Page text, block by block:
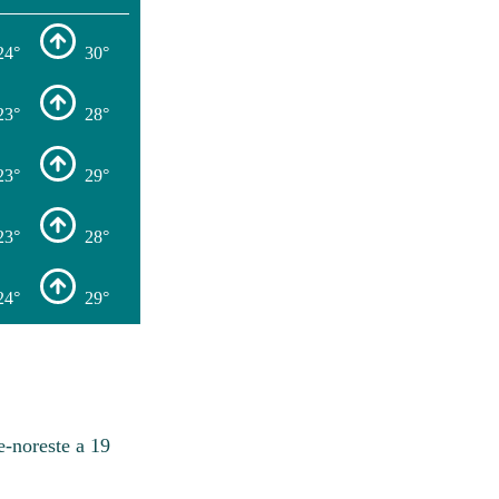
30°
28°
29°
28°
29°
noreste a 19